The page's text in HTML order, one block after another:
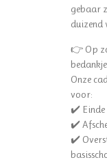
gebaar
duizend
👉 Op
Onze
voor:
✔️ Einde
✔️
✔️